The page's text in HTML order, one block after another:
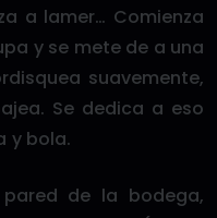
a lamer… Comienza
y se mete de a una
suavemente,
Se dedica a eso
y bola.
de la bodega,